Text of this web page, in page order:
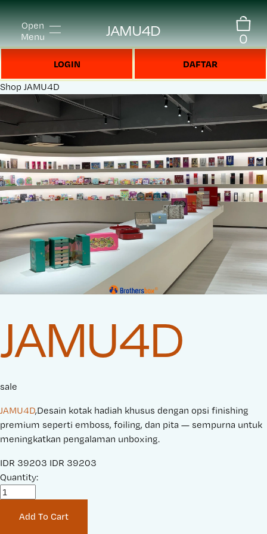
Open
Menu
JAMU4D 0
LOGIN DAFTAR
Shop JAMU4D
JAMU4D
sale
JAMU4D,Desain kotak hadiah khusus dengan opsi finishing
premium seperti emboss, foiling, dan pita — sempurna untuk
meningkatkan pengalaman unboxing.
S
a
IDR 39203 O
i
IDR 39203
Quantity:
Add To Cart